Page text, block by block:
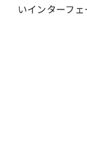
いインターフェ